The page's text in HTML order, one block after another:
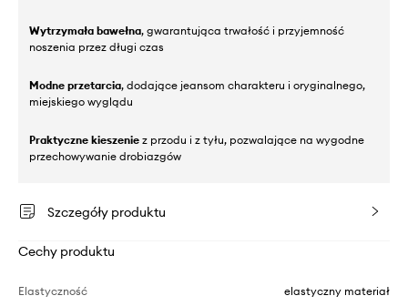
Wytrzymała bawełna, gwarantująca trwałość i przyjemność
noszenia przez długi czas
Modne przetarcia, dodające jeansom charakteru i oryginalnego,
miejskiego wyglądu
Praktyczne kieszenie z przodu i z tyłu, pozwalające na wygodne
przechowywanie drobiazgów
Szczegóły produktu
Cechy produktu
Elastyczność elastyczny materiał